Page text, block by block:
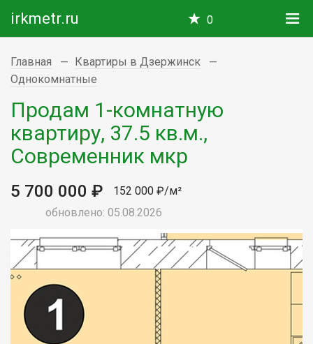
irkmetr.ru 0
Главная
Квартиры в Дзержинск
Однокомнатные
Продам 1-комнатную
квартиру, 37.5 кв.м.,
Современник мкр
5 700 000 ₽
152 000 ₽/м²
обновлено: 05.08.2026